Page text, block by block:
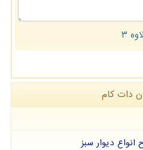
دات كام
دیوار سبز